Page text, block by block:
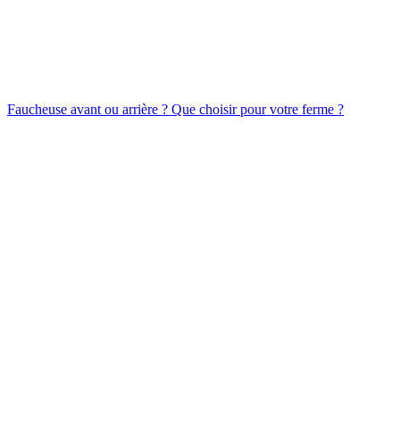
Faucheuse avant ou arrière ? Que choisir pour votre ferme ?